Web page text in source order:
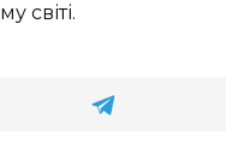
світі.